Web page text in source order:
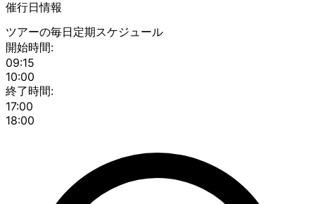
催行日情報
ツアーの毎日定期スケジュール
開始時間:
09:15
10:00
終了時間:
17:00
18:00